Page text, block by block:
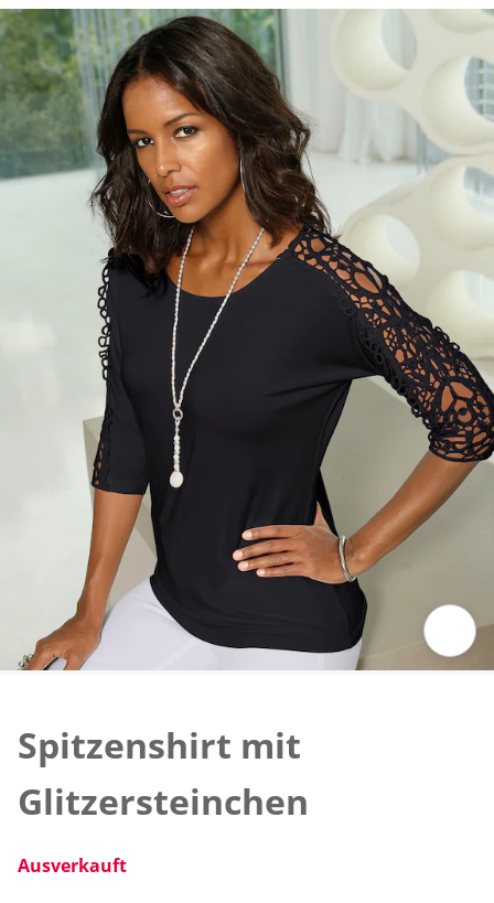
Spitzenshirt mit
Glitzersteinchen
Ausverkauft